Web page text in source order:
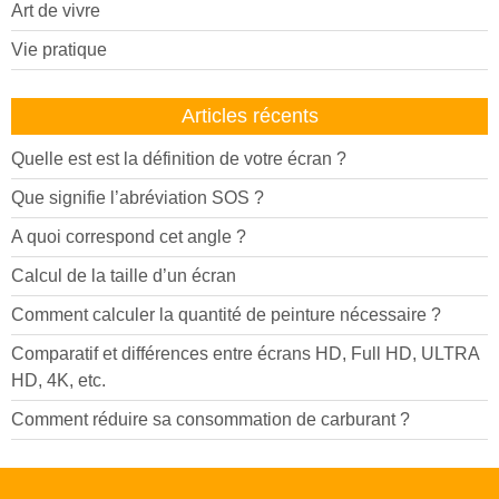
Art de vivre
Vie pratique
Articles récents
Quelle est est la définition de votre écran ?
Que signifie l’abréviation SOS ?
A quoi correspond cet angle ?
Calcul de la taille d’un écran
Comment calculer la quantité de peinture nécessaire ?
Comparatif et différences entre écrans HD, Full HD, ULTRA
HD, 4K, etc.
Comment réduire sa consommation de carburant ?